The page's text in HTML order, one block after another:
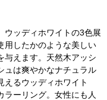
ウッディホワイトの3色展
用したかのような美しい
与えます。天然木アッシ
ュは爽やかなナチュラル
えるウッディホワイト
ラーリング。女性にも人